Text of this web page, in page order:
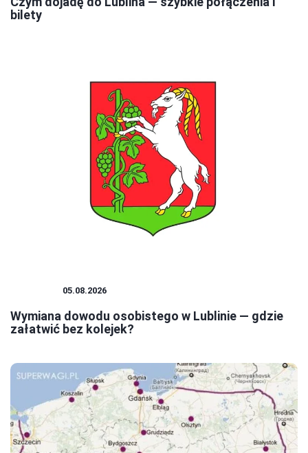
bilety
05.08.2026
Wymiana dowodu osobistego w Lublinie — gdzie
załatwić bez kolejek?